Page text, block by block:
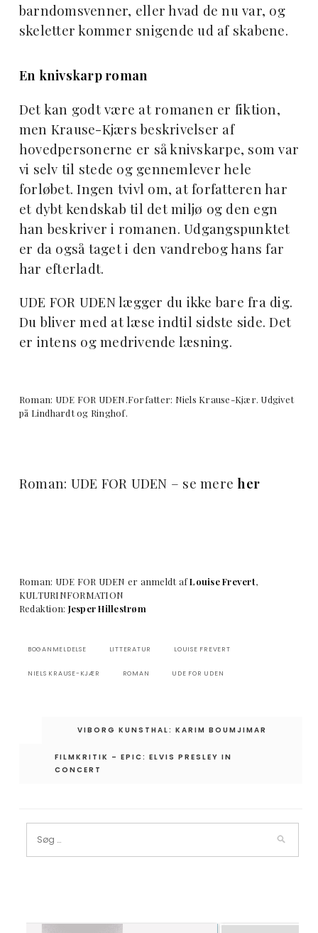
barndomsvenner, eller hvad de nu var, og
skeletter kommer snigende ud af skabene.
En knivskarp roman
Det kan godt være at romanen er fiktion,
men Krause-Kjærs beskrivelser af
hovedpersonerne er så knivskarpe, som var
vi selv til stede og gennemlever hele
forløbet. Ingen tvivl om, at forfatteren har
et dybt kendskab til det miljø og den egn
han beskriver i romanen. Udgangspunktet
er da også taget i den vandrebog hans far
har efterladt.
UDE FOR UDEN lægger du ikke bare fra dig.
Du bliver med at læse indtil sidste side. Det
er intens og medrivende læsning.
Roman: UDE FOR UDEN.Forfatter: Niels Krause-Kjær. Udgivet
på Lindhardt og Ringhof.
Roman: UDE FOR UDEN – se mereher
Roman: UDE FOR UDEN er anmeldt afLouise Frevert,
KULTURINFORMATION
Redaktion: Jesper Hillestrøm
BOGANMELDELSE LITTERATUR LOUISE FREVERT
NIELS KRAUSE-KJÆR ROMAN UDE FOR UDEN
Indlægsnavigation
VIBORG KUNSTHAL: KARIM BOUMJIMAR
FILMKRITIK – EPIC: ELVIS PRESLEY IN
CONCERT